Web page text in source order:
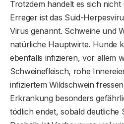
Trotzdem handelt es sich
Erreger ist das Suid-
Virus genannt. Schweine und
natürliche Hauptwirte. Hunde
ebenfalls infizieren, vor allem
Schweinefleisch, rohe
infiziertem Wildschwein
Erkrankung besonders
tödlich endet, sobald deutliche